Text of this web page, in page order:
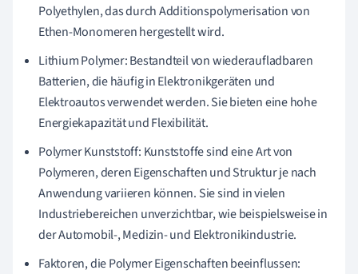
Polyethylen, das durch Additionspolymerisation von
Ethen-Monomeren hergestellt wird.
Lithium Polymer: Bestandteil von wiederaufladbaren
Batterien, die häufig in Elektronikgeräten und
Elektroautos verwendet werden. Sie bieten eine hohe
Energiekapazität und Flexibilität.
Polymer Kunststoff: Kunststoffe sind eine Art von
Polymeren, deren Eigenschaften und Struktur je nach
Anwendung variieren können. Sie sind in vielen
Industriebereichen unverzichtbar, wie beispielsweise in
der Automobil-, Medizin- und Elektronikindustrie.
Faktoren, die Polymer Eigenschaften beeinflussen: